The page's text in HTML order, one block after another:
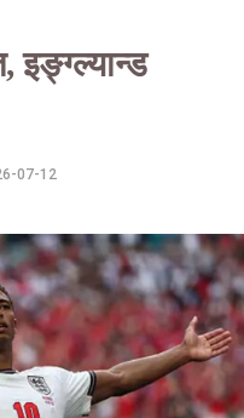
इङ्ग्ल्यान्ड
07-12